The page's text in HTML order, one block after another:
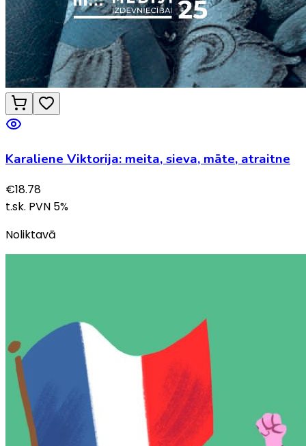
Karaliene Viktorija: meita, sieva, māte, atraitne
€18.78
t.sk. PVN 5%
Noliktavā